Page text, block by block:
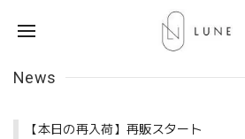
News
【本日の再入荷】再販スタート